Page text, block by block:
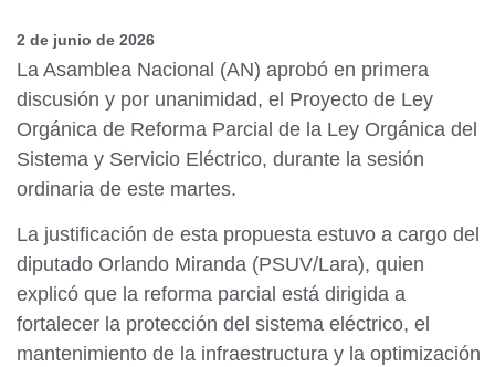
2 de junio de 2026
La Asamblea Nacional (AN) aprobó en primera
discusión y por unanimidad, el Proyecto de Ley
Orgánica de Reforma Parcial de la Ley Orgánica del
Sistema y Servicio Eléctrico, durante la sesión
ordinaria de este martes.
La justificación de esta propuesta estuvo a cargo del
diputado Orlando Miranda (PSUV/Lara), quien
explicó que la reforma parcial está dirigida a
fortalecer la protección del sistema eléctrico, el
mantenimiento de la infraestructura y la optimización